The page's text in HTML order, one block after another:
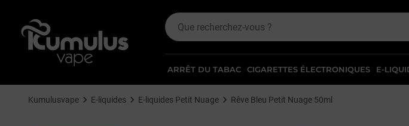
ARRÊT DU TABAC CIGARETTES ÉLECTRONIQUES E-
Kumulusvape E-liquides E-liquides Petit Nuage Rêve Bleu Petit Nuage 50ml